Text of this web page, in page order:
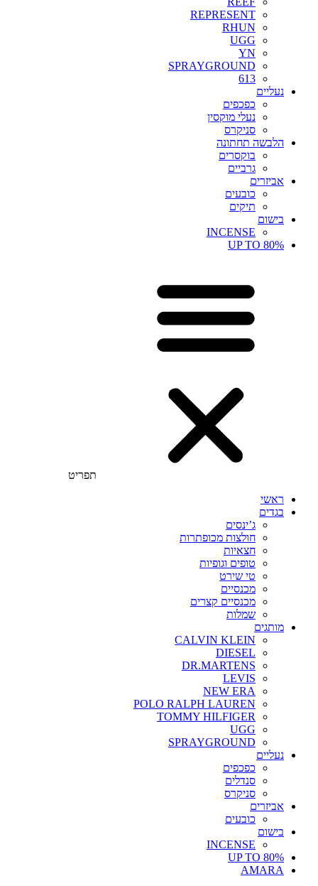
REPRESENT
RHUN
UGG
YN
SPRAYGROUND
613
נעליים
כפכפים
נעלי מוקסין
סניקרס
הלבשה תחתונה
בוקסרים
גרביים
אביזרים
כובעים
תיקים
בישום
INCENSE
UP TO 80%
תפריט
ראשי
בגדים
ג’ינסים
חולצות מכופתרות
חצאיות
טופים וגופיות
טי שירט
מכנסיים
מכנסיים קצרים
שמלות
מותגים
CALVIN KLEIN
DIESEL
DR.MARTENS
LEVIS
NEW ERA
POLO RALPH LAUREN
TOMMY HILFIGER
UGG
SPRAYGROUND
נעליים
כפכפים
סנדלים
סניקרס
אביזרים
כובעים
בישום
INCENSE
UP TO 80%
AMARA